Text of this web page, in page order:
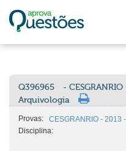
Q396965
-
Arquivologia
Provas:
CESGRANRIO - 2013
Disciplina: